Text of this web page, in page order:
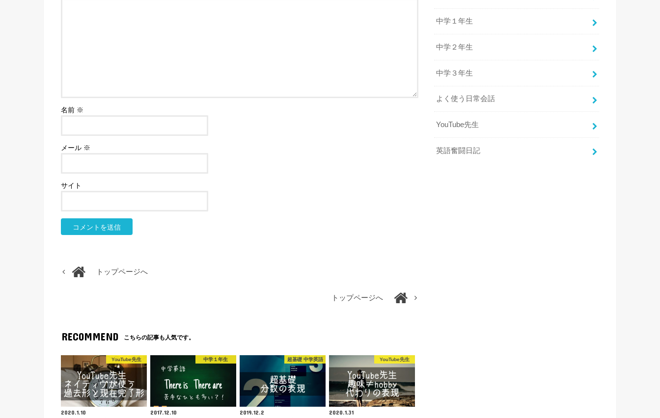
名前 ※
メール ※
サイト
トップページへ
トップページへ
RECOMMEND こちらの記事も人気です。
YouTube先生
2020.1.10
中学１年生
2017.12.10
超基礎 中学英語
2019.12.2
YouTube先生
2020.1.31
中学１年生
中学２年生
中学３年生
よく使う日常会話
YouTube先生
英語奮闘日記